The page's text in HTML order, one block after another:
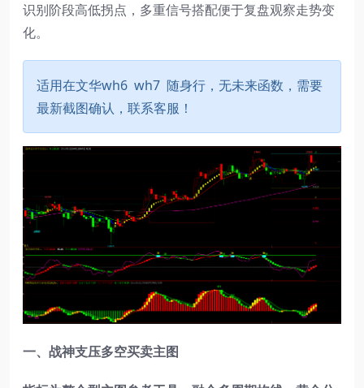
识别阶段高低拐点，多重信号搭配便于复盘观察走势变
化。
适用在文华wh6 wh7 随身行，无未来函数，需要
最新截图确认，联系客服！
一、战神支压多空买卖主图